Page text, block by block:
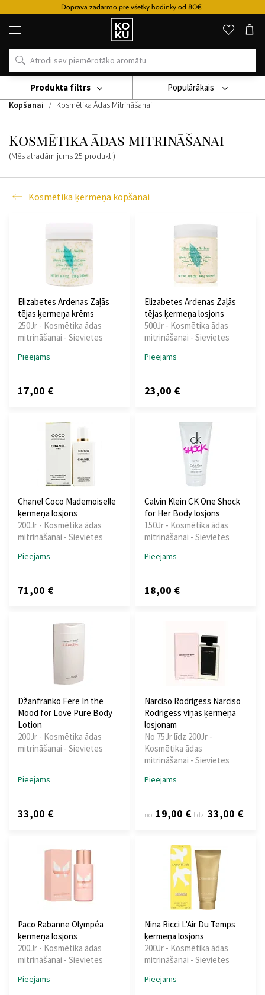
Doprava zadarmo pre všetky hodinky od 80€
Oriģinālie
parfimērijas
izstrādājumi
un
pulksteņi
vietā
Kozmetika
Kosmētika Ķermenim
Kosmētika Ķermeņa
Kopšanai
Kosmētika Ādas Mitrināšanai
Kosmētika ādas mitrināšanai
(Mēs atradām jums25 produkti)
Populārākais
Kosmētika ķermeņa kopšanai
Produkta filtrs
Elizabetes Ardenas Zaļās
tējas ķermeņa krēms
250Jr - Kosmētika ādas
mitrināšanai - Sievietes
Pieejams
17,00 €
Elizabetes Ardenas Zaļās
tējas ķermeņa losjons
500Jr - Kosmētika ādas
mitrināšanai - Sievietes
Pieejams
23,00 €
Chanel Coco Mademoiselle
ķermeņa losjons
200Jr - Kosmētika ādas
mitrināšanai - Sievietes
Pieejams
71,00 €
Calvin Klein CK One Shock
for Her Body losjons
150Jr - Kosmētika ādas
mitrināšanai - Sievietes
Pieejams
18,00 €
Džanfranko Fere In the
Mood for Love Pure Body
Lotion
200Jr - Kosmētika ādas
mitrināšanai - Sievietes
Pieejams
33,00 €
Narciso Rodrigess Narciso
Rodrigess viņas ķermeņa
losjonam
No 75Jr līdz 200Jr -
Kosmētika ādas
mitrināšanai - Sievietes
Pieejams
no 19,00 € līdz 33,00 €
Paco Rabanne Olympéa
ķermeņa losjons
200Jr - Kosmētika ādas
mitrināšanai - Sievietes
Pieejams
Nina Ricci L'Air Du Temps
ķermeņa losjons
200Jr - Kosmētika ādas
mitrināšanai - Sievietes
Pieejams